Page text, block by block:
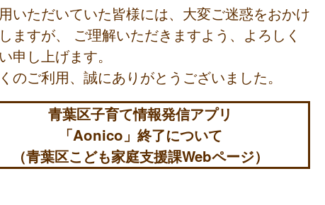
いただいていた皆様には、大変ご迷惑をおかけ
ますが、 ご理解いただきますよう、よろしく
申し上げます。
のご利用、誠にありがとうございました。
青葉区子育て情報発信アプリ
「Aonico」終了について
（青葉区こども家庭支援課Webページ）